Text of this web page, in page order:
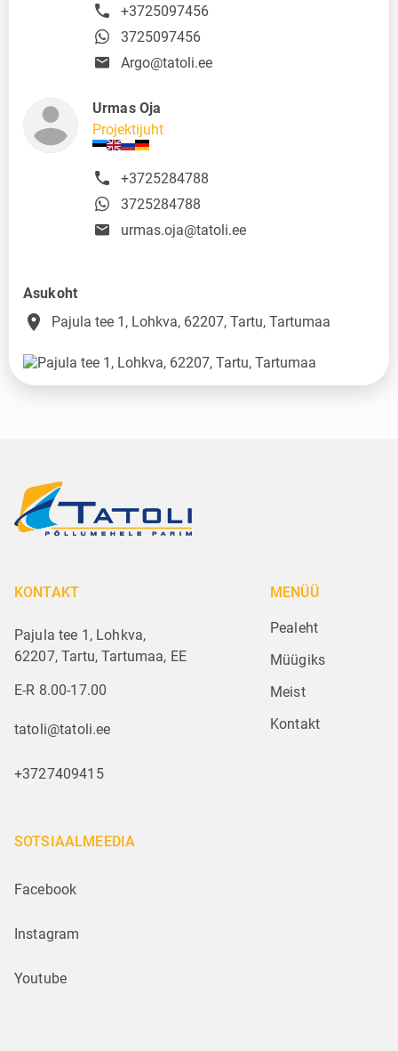
+3725097456
3725097456
Argo@tatoli.ee
Urmas Oja
Projektijuht
+3725284788
3725284788
urmas.oja@tatoli.ee
Asukoht
place Pajula tee 1, Lohkva, 62207, Tartu, Tartumaa
KONTAKT
Pajula tee 1, Lohkva,
62207, Tartu, Tartumaa, EE
E-R 8.00-17.00
tatoli@tatoli.ee
+3727409415
MENÜÜ
Pealeht
Müügiks
Meist
Kontakt
SOTSIAALMEEDIA
Facebook
Instagram
Youtube